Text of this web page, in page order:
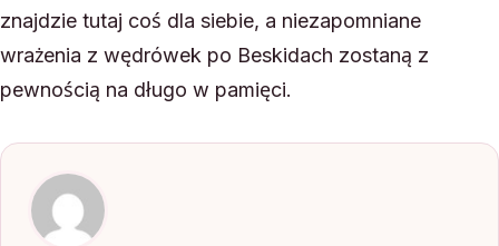
znajdzie tutaj coś dla siebie, a niezapomniane
wrażenia z wędrówek po Beskidach zostaną z
pewnością na długo w pamięci.